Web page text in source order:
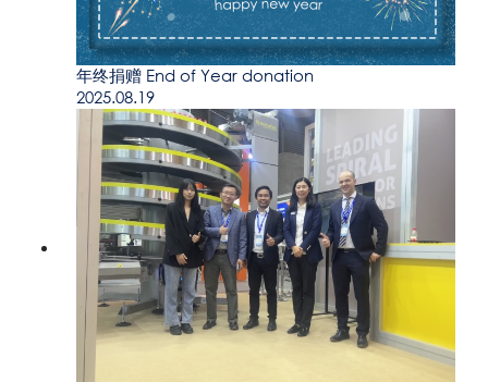
年终捐赠 End of Year donation
2025.08.19